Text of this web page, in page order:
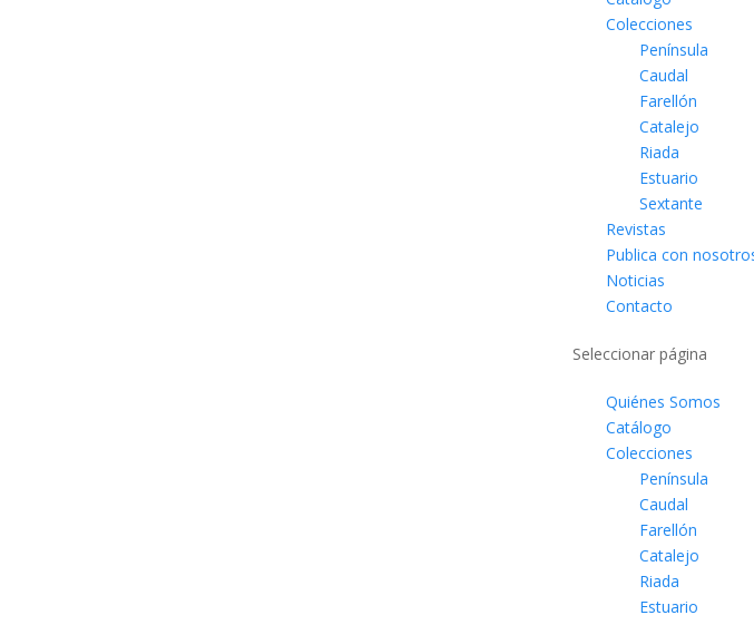
Colecciones
Península
Caudal
Farellón
Catalejo
Riada
Estuario
Sextante
Revistas
Publica con
Noticias
Contacto
Seleccionar página
Quiénes Somos
Catálogo
Colecciones
Península
Caudal
Farellón
Catalejo
Riada
Estuario